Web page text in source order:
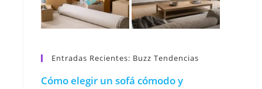
Entradas Recientes: Buzz Tendencias
Cómo elegir un sofá cómodo y